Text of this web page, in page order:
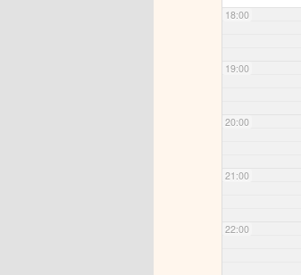
18:00
19:00
20:00
21:00
22:00